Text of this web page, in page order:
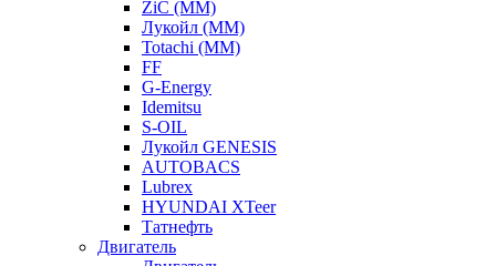
ZiC (ММ)
Лукойл (ММ)
Totachi (MM)
FF
G-Energy
Idemitsu
S-OIL
Лукойл GENESIS
AUTOBACS
Lubrex
HYUNDAI XTeer
Татнефть
Двигатель